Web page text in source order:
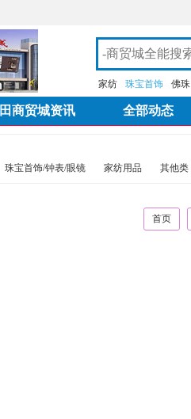
家纺 珠宝首饰 佛珠
商贸城资讯 全部动态
珠宝首饰/钟表/眼镜 家纺用品 其他类
首页